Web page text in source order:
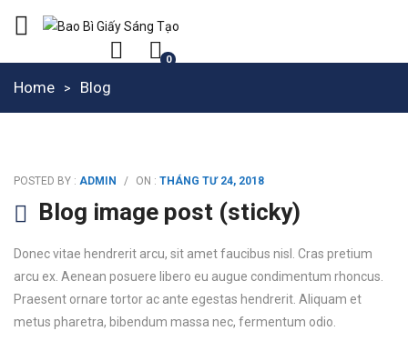
0
Home Blog
POSTED BY : ADMIN / ON : THÁNG TƯ 24, 2018
Blog image post (sticky)
Donec vitae hendrerit arcu, sit amet faucibus nisl. Cras pretium
arcu ex. Aenean posuere libero eu augue condimentum rhoncus.
Praesent ornare tortor ac ante egestas hendrerit. Aliquam et
metus pharetra, bibendum massa nec, fermentum odio.